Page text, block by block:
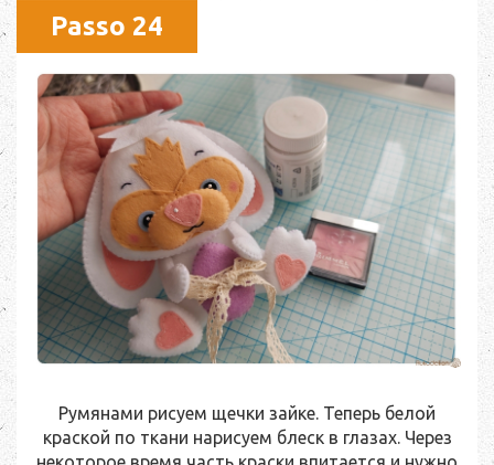
Passo 24
Румянами рисуем щечки зайке. Теперь белой
краской по ткани нарисуем блеск в глазах. Через